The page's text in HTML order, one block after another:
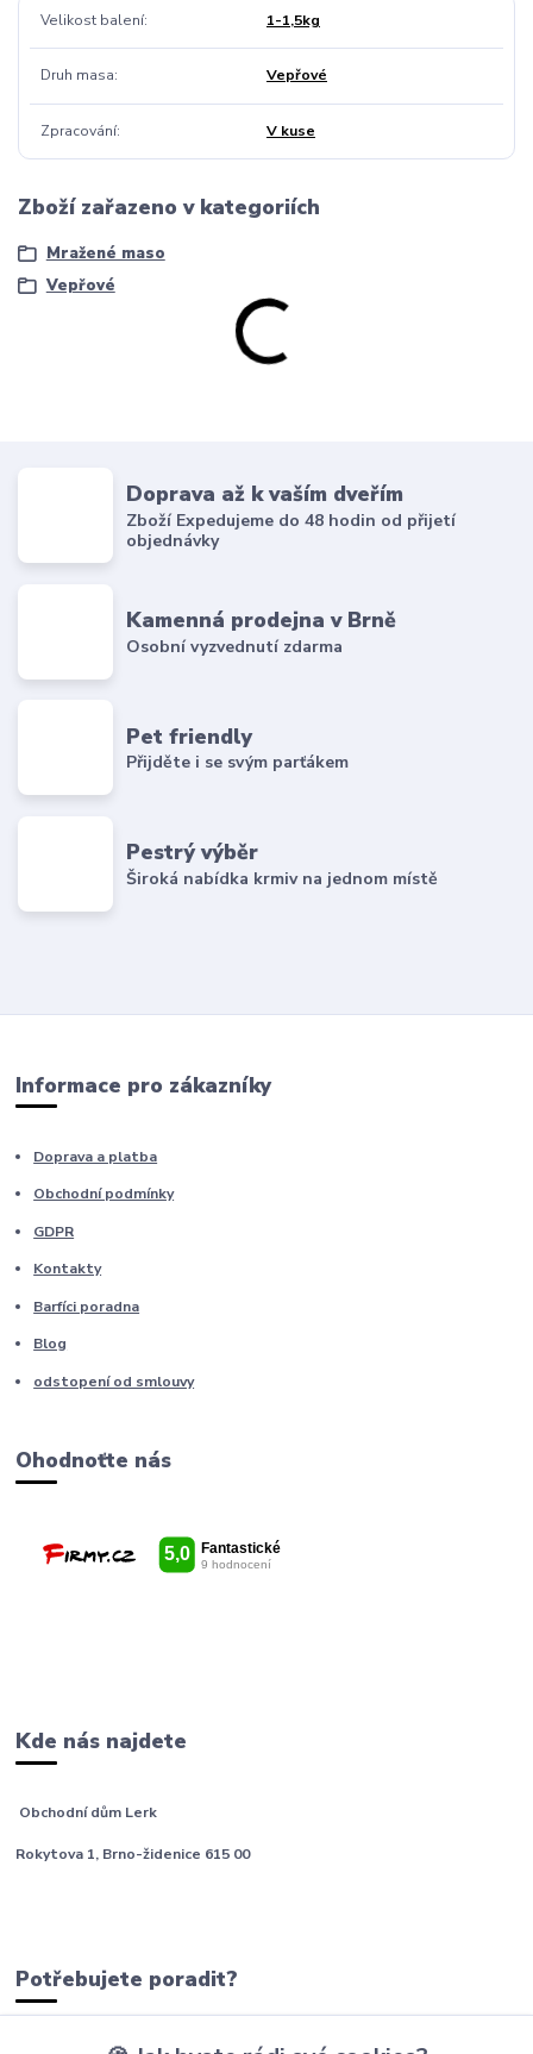
Velikost balení 1-1,5kg
Druh masa Vepřové
Zpracování V kuse
Zboží zařazeno v kategoriích
Mražené maso
Vepřové
Doprava až k vaším dveřím
Zboží Expedujeme do 48 hodin od přijetí
objednávky
Kamenná prodejna v Brně
Osobní vyzvednutí zdarma
Pet friendly
Přijděte i se svým parťákem
Pestrý výběr
Široká nabídka krmiv na jednom místě
Informace pro zákazníky
Doprava a platba
Obchodní podmínky
GDPR
Kontakty
Barfíci poradna
Blog
odstopení od smlouvy
Ohodnoťte nás
Kde nás najdete
Obchodní dům Lerk
Rokytova 1, Brno-židenice 615 00
Potřebujete poradit?